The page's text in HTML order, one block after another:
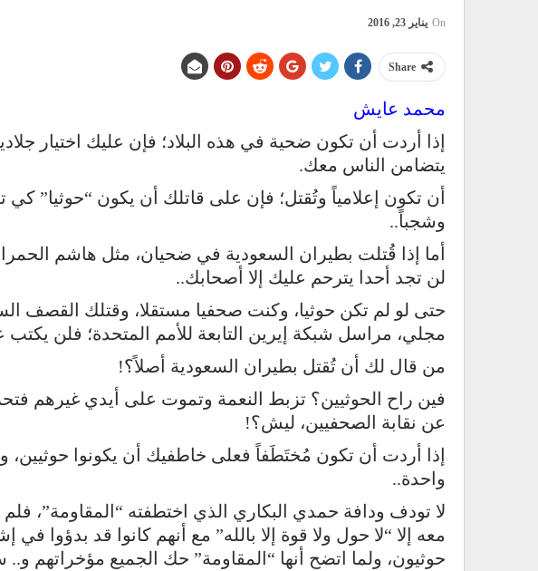
On يناير 23, 2016
Share
محمد عايش
إذا أردت أن تكون ضحية في هذه البلاد؛ فإن عليك اختيار
يتضامن الناس معك.
أن تكون إعلامياً وتُقتل؛ فإن على قاتلك أن يكون “حوثيا” كي
وشجباً..
أما إذا قُتلت بطيران السعودية في ضحيان، مثل هاشم
لن تجد أحدا يترحم عليك إلا أصحابك..
حتى لو لم تكن حوثيا، وكنت صحفيا مستقلا، وقتلك القصف
مجلي، مراسل شبكة إيرين التابعة للأمم المتحدة؛ فلن
من قال لك أن تُقتل بطيران السعودية أصلاً؟!
فين راح الحوثيين؟ تزبط النعمة وتموت على أيدي غيرهم
عن نقابة الصحفيين، ليش؟!
إذا أردت أن تكون مُختَطَفاً فعلى خاطفيك أن يكونوا حوثيين،
واحدة..
لا تودف ودافة حمدي البكاري الذي اختطفته “المقاومة”،
معه إلا “لا حول ولا قوة إلا بالله” مع أنهم كانوا قد بدؤوا في
حوثيون، ولما اتضح أنها “المقاومة” حك الجميع مؤخراتهم و..